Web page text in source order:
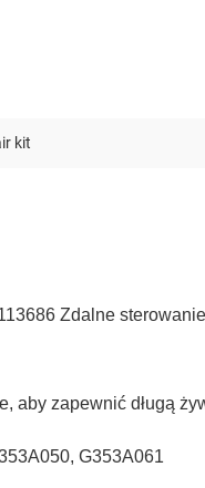
kit
Zdalne
aby zapewnić długą
G353A061